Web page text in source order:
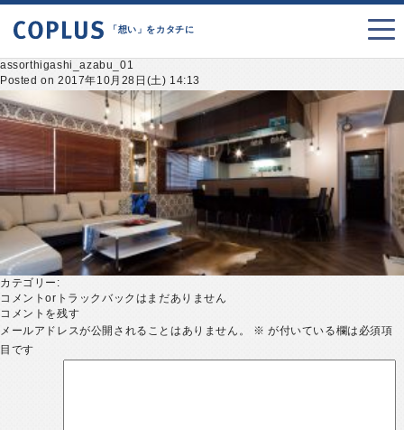
「想い」をカタチに
assorthigashi_azabu_01
Posted on 2017年10月28日(土) 14:13
カテゴリー:
コメントorトラックバックはまだありません
コメントを残す
メールアドレスが公開されることはありません。
※ が付いている欄は必須項
目です